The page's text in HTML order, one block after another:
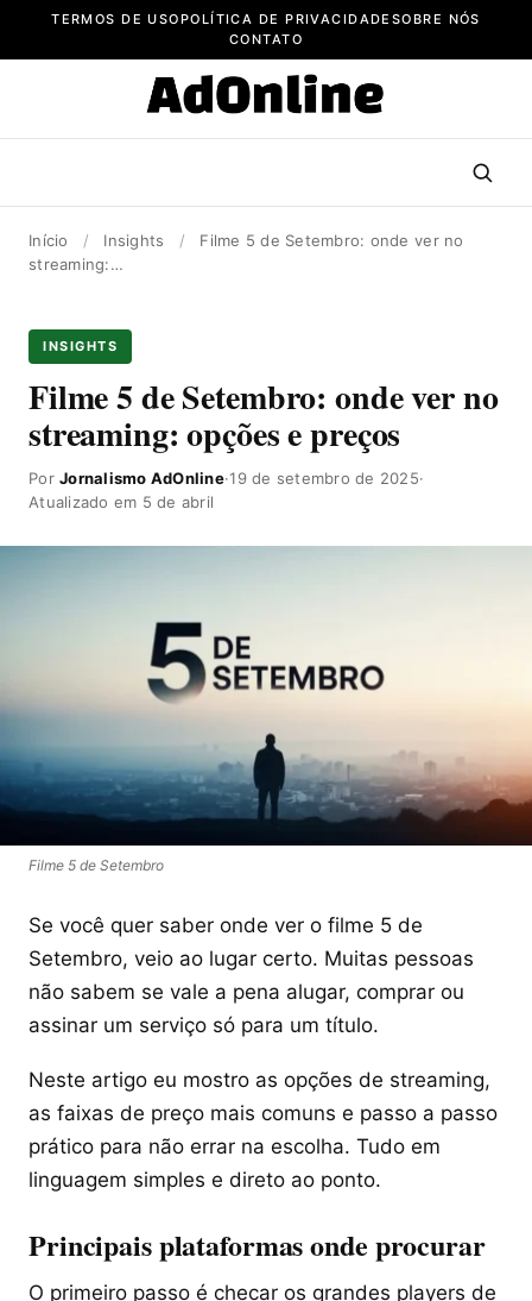
TERMOS DE USOPOLÍTICA DE PRIVACIDADE SOBRE NÓS
CONTATO
Início / Insights /
Filme 5 de Setembro: onde ver no
streaming:…
INSIGHTS
Filme 5 de Setembro: onde ver no
streaming: opções e preços
PorJornalismo AdOnline·19 de setembro de 2025·
Atualizado em 5 de abril
Filme 5 de Setembro
Se você quer saber onde ver o filme 5 de
Setembro, veio ao lugar certo. Muitas pessoas
não sabem se vale a pena alugar, comprar ou
assinar um serviço só para um título.
Neste artigo eu mostro as opções de streaming,
as faixas de preço mais comuns e passo a passo
prático para não errar na escolha. Tudo em
linguagem simples e direto ao ponto.
Principais plataformas onde procurar
O primeiro passo é checar os grandes players de